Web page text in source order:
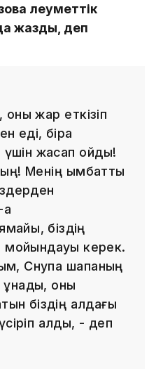
әлеуметтік
жазды, деп
оны жарқ еткізіп
еді, бірақ
жасап қойды!
Менің қымбатты
біздің
мойындауы керек.
Снупқа шапаның
ұнады, оны
біздің алдағы
алды, - деп